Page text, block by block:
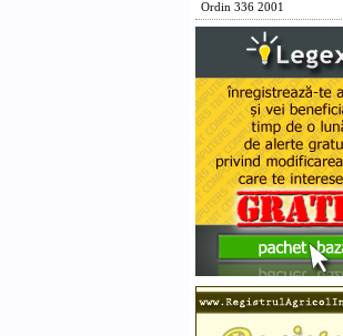
Ordin 336 2001